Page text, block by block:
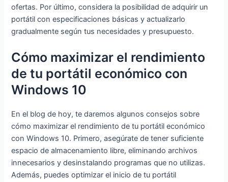
ofertas. Por último, considera la posibilidad de adquirir un
portátil con especificaciones básicas y actualizarlo
gradualmente según tus necesidades y presupuesto.
Cómo maximizar el rendimiento
de tu portátil económico con
Windows 10
En el blog de hoy, te daremos algunos consejos sobre
cómo maximizar el rendimiento de tu portátil económico
con Windows 10. Primero, asegúrate de tener suficiente
espacio de almacenamiento libre, eliminando archivos
innecesarios y desinstalando programas que no utilizas.
Además, puedes optimizar el inicio de tu portátil